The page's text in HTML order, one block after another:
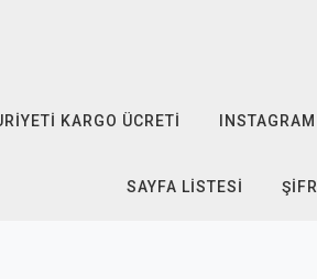
KARGO ÜCRETI
SAYFA LISTESI